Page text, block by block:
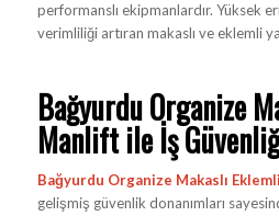
performanslı ekipmanlardır. Yüksek
verimliliği artıran makaslı ve eklemli
Bağyurdu Organize
Manlift ile İş
Bağyurdu Organize Makaslı
gelişmiş güvenlik donanımları